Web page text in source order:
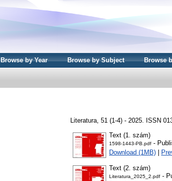
Browse by Year Browse by Subject Browse
Literatura, 51 (1-4) - 2025. ISSN
Text (1. szám)
1598-1443-PB.pdf -
Download (1MB)
Text (2. szám)
Literatura_2025_2.pdf -